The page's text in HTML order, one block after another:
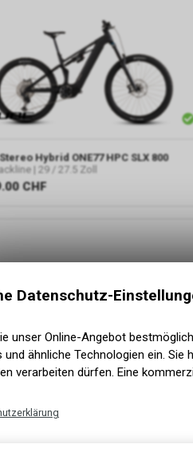
Stereo Hybrid ONE77 HPC SLX 800
| 29 / 27.5 Zoll
CHF
Datenschutz-
unser Online-Angebot
und ähnliche Technologien ein.
verarbeiten dürfen. Eine